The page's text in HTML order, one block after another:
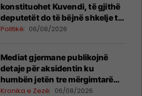
konstituohet Kuvendi, të gjithë
deputetët do të bëjnë shkelje të
rëndë kushtetuese
Politikë 06/08/2026
Mediat gjermane publikojnë
detaje për aksidentin ku
humbën jetën tre mërgimtarë
nga Komogllava e Ferizajt
Kronika e Zezë 06/08/2026